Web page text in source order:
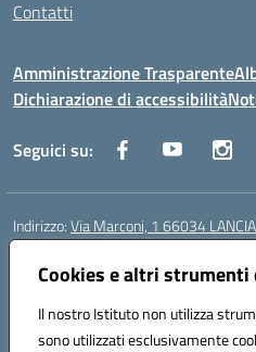
Cookies e altri
Il nostro Istituto non utilizza
sono utilizzati esclusivamente
Contatti
Amministrazione Trasparente
Dichiarazione di accessibilità
Seguici su:
Indirizzo:Via Marconi, 1 66034
Centralino:
Posta elettronica certificata (PEC):
Codice fiscale: 90031370696
Codice meccanografico:CHIC840006